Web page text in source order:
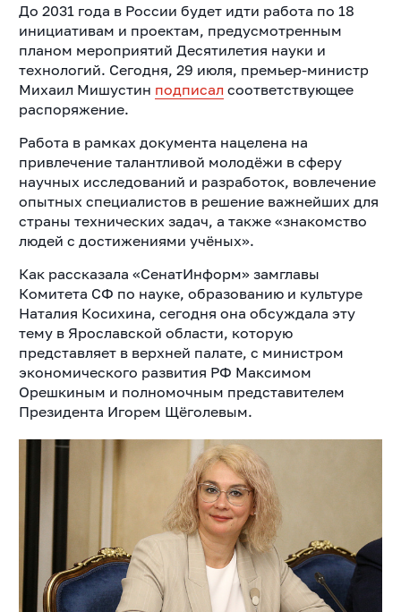
До 2031 года в России будет идти работа по 18
инициативам и проектам, предусмотренным
планом мероприятий Десятилетия науки и
технологий. Сегодня, 29 июля, премьер-министр
Михаил Мишустин подписал соответствующее
распоряжение.
Работа в рамках документа нацелена на
привлечение талантливой молодёжи в сферу
научных исследований и разработок, вовлечение
опытных специалистов в решение важнейших для
страны технических задач, а также «знакомство
людей с достижениями учёных».
Как рассказала «СенатИнформ» замглавы
Комитета СФ по науке, образованию и культуре
Наталия Косихина, сегодня она обсуждала эту
тему в Ярославской области, которую
представляет в верхней палате, с министром
экономического развития РФ Максимом
Орешкиным и полномочным представителем
Президента Игорем Щёголевым.